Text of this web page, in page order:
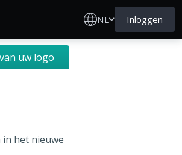
NL Inloggen
uw logo
in het nieuwe